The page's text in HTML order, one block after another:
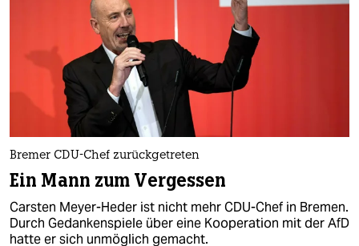
Bremer CDU-Chef zurückgetreten
Ein Mann zum Vergessen
Carsten Meyer-Heder ist nicht mehr CDU-Chef in Bremen.
Durch Gedankenspiele über eine Kooperation mit der AfD
hatte er sich unmöglich gemacht.